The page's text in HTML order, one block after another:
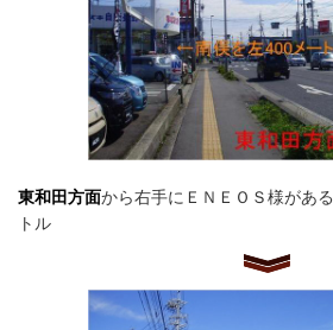
東和田方面から右手にＥＮＥＯＳ様がある
トル